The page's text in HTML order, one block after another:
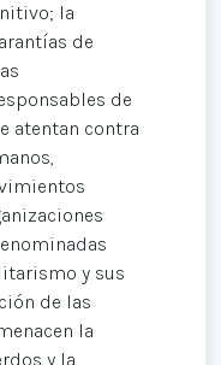
la
de
de
atentan contra
y sus
de las
la
y la